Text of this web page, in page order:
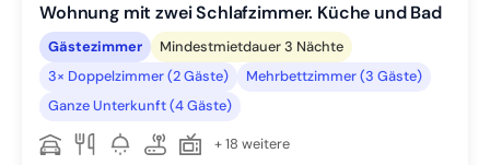
Wohnung mit zwei Schlafzimmer. Küche und Bad
Gästezimmer
Mindestmietdauer 3 Nächte
3× Doppelzimmer (2 Gäste)
Mehrbettzimmer (3 Gäste)
Ganze Unterkunft (4 Gäste)
+ 18 weitere